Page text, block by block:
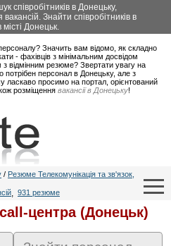
співробітників в Донецьку,
Знайти співробітників в
Донецьк.
Значить вам відомо, як складно
- фахівців з мінімальним досвідом
відмінним резюме? Звертати увагу на
персонал в Донецьку, але з
ласкаво просимо на портал, орієнтований
розміщення вакансії в Донецьку!
/ Резюме Телекомунікація та зв'язок,
, 931 резюме
центра (Донецьк)